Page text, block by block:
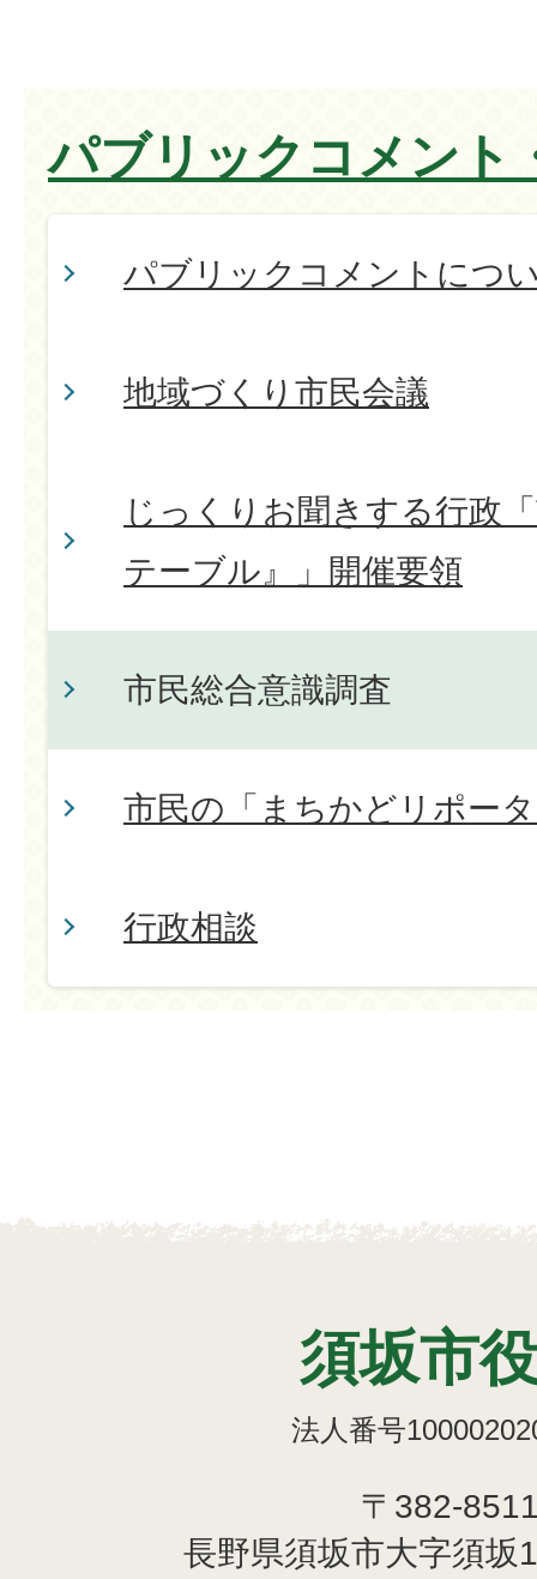
パブリックコメント
パブリックコメントにつ
地域づくり市民会議
じっくりお聞きする行政
テーブル』」開催要領
市民総合意識調査
市民の「まちかどリポー
行政相談
須坂市
法人番号
〒382-
長野県須坂市大字須坂